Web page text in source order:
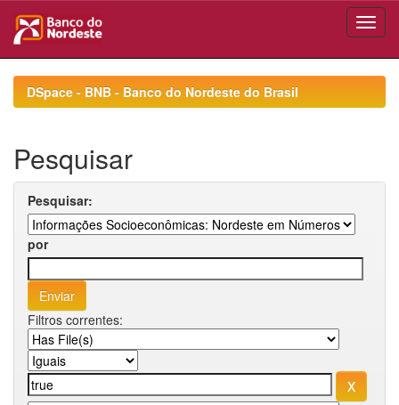
navigationDSpace - BNB - Banco do Nordeste do Brasil
Pesquisar
Pesquisar:
por
Filtros correntes: